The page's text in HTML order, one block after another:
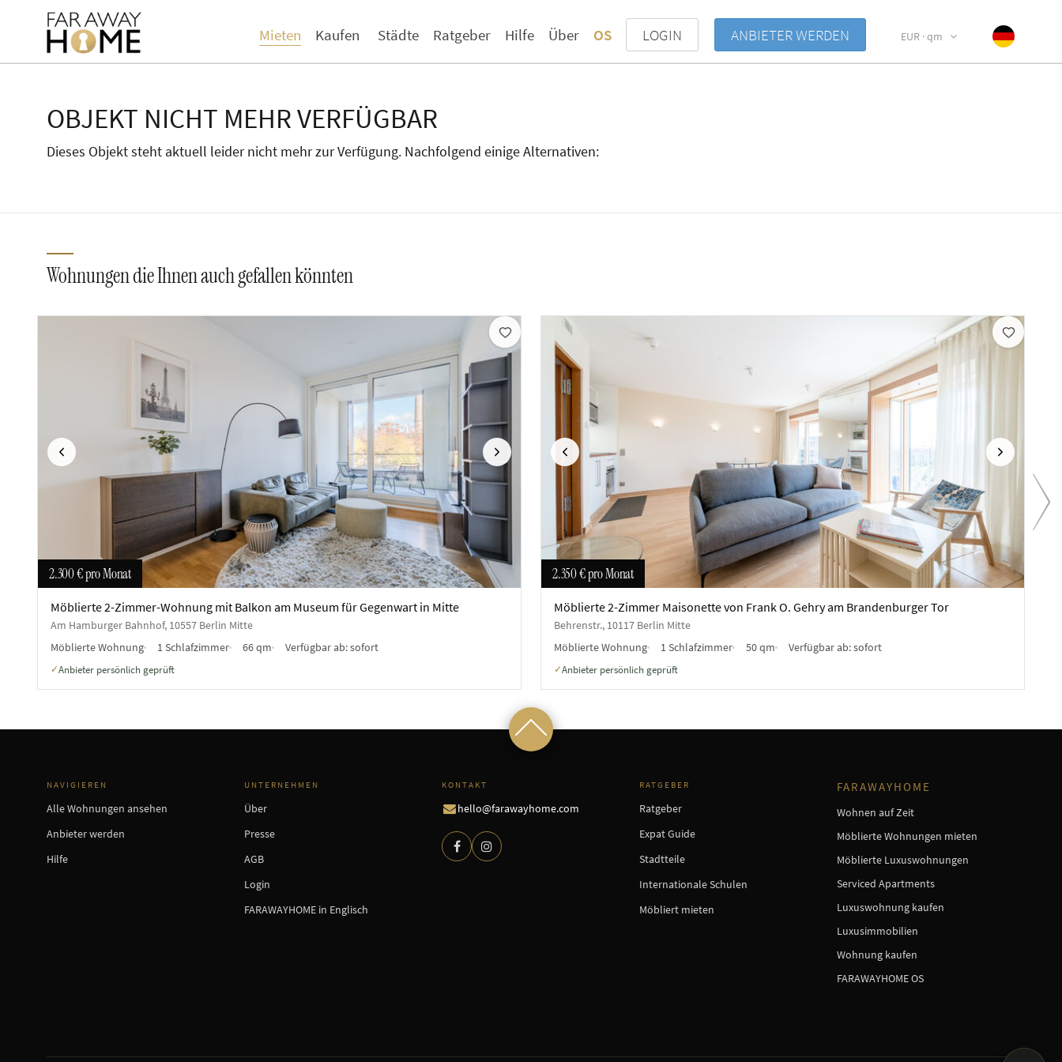
Mieten Kaufen Städte Ratgeber Hilfe Über OS LOGIN ANBIETER WERDEN EUR · qm
OBJEKT NICHT MEHR VERFÜGBAR
Dieses Objekt steht aktuell leider nicht mehr zur Verfügung. Nachfolgend einige Alternativen:
Wohnungen die Ihnen auch gefallen könnten
Vorherige Nächste
2.300 €pro Monat
Möblierte 2-Zimmer-Wohnung mit Balkon am Museum für Gegenwart in Mitte
Am Hamburger Bahnhof, 10557 Berlin Mitte
Möblierte Wohnung
1 Schlafzimmer 66 qm Verfügbar ab:sofort
✓Anbieter persönlich geprüft
Vorherige Nächste
2.350 €pro Monat
Möblierte 2-Zimmer Maisonette von Frank O. Gehry am Brandenburger Tor
Behrenstr., 10117 Berlin Mitte
Möblierte Wohnung
1 Schlafzimmer 50 qm Verfügbar ab:sofort
✓Anbieter persönlich geprüft
NAVIGIEREN
Alle Wohnungen ansehen
Anbieter werden
Hilfe
UNTERNEHMEN
Über
Presse
AGB
Login
FARAWAYHOME in Englisch
KONTAKT
hello@farawayhome.com
RATGEBER
Ratgeber
Expat Guide
Stadtteile
Internationale Schulen
Möbliert mieten
FARAWAYHOME
Wohnen auf Zeit
Möblierte Wohnungen mieten
Möblierte Luxuswohnungen
Serviced Apartments
Luxuswohnung kaufen
Luxusimmobilien
Wohnung kaufen
FARAWAYHOME OS